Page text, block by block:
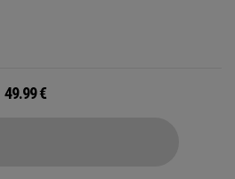
49.99€